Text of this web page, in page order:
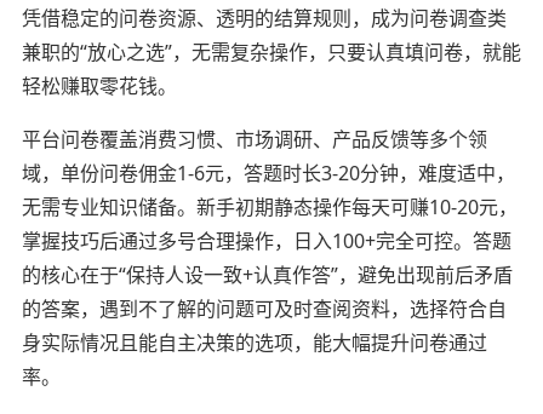
凭借稳定的问卷资源、透明的结算规则，成为问卷调查类
兼职的“放心之选”，无需复杂操作，只要认真填问卷，就能
轻松赚取零花钱。
平台问卷覆盖消费习惯、市场调研、产品反馈等多个领
域，单份问卷佣金1-6元，答题时长3-20分钟，难度适中，
无需专业知识储备。新手初期静态操作每天可赚10-20元，
掌握技巧后通过多号合理操作，日入100+完全可控。答题
的核心在于“保持人设一致+认真作答”，避免出现前后矛盾
的答案，遇到不了解的问题可及时查阅资料，选择符合自
身实际情况且能自主决策的选项，能大幅提升问卷通过
率。